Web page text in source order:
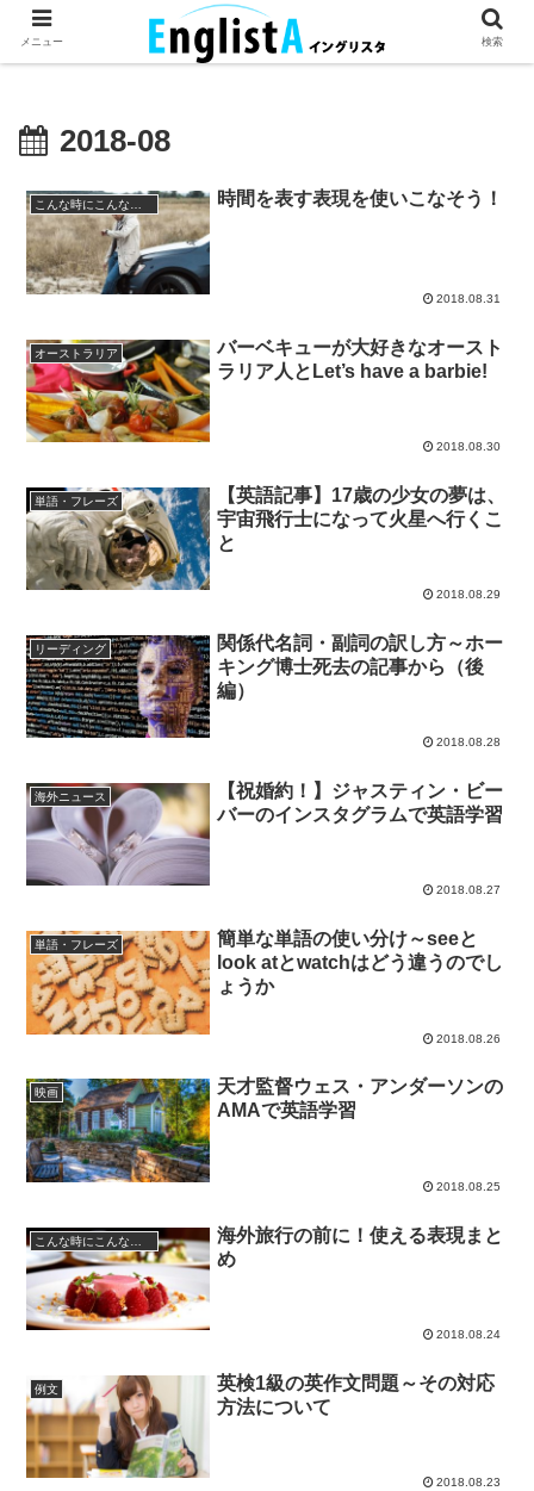
英語が話せるとちょっとハッピー。
2018-08
こんな時にこんなフレーズ 時間を表す表現を使いこなそう！
2018.08.31
オーストラリア
バーベキューが大好きなオースト
ラリア人とLet’s have a barbie!
2018.08.30
単語・フレーズ
【英語記事】17歳の少女の夢は、
宇宙飛行士になって火星へ行くこ
と
2018.08.29
リーディング
関係代名詞・副詞の訳し方～ホー
キング博士死去の記事から（後
編）
2018.08.28
海外ニュース
【祝婚約！】ジャスティン・ビー
バーのインスタグラムで英語学習
2018.08.27
単語・フレーズ
簡単な単語の使い分け～seeと
look atとwatchはどう違うのでし
ょうか
2018.08.26
映画
天才監督ウェス・アンダーソンの
AMAで英語学習
2018.08.25
海外旅行の前に！使える表現まと
め
2018.08.24
例文
英検1級の英作文問題～その対応
方法について
2018.08.23
メニュー 検索